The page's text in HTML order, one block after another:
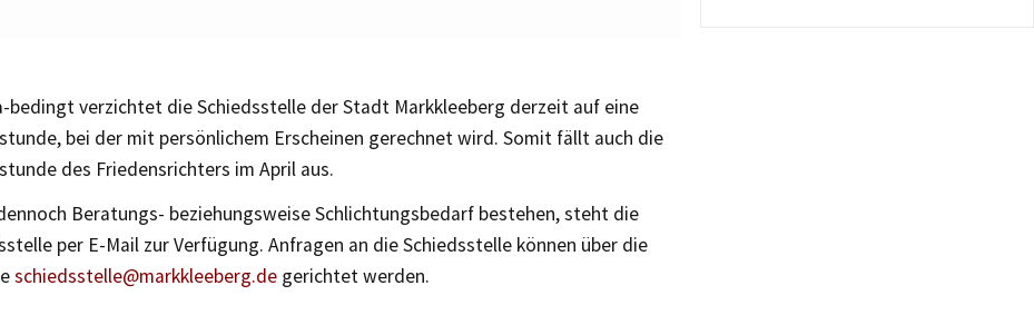
bedingt verzichtet die Schiedsstelle der Stadt Markkleeberg derzeit auf eine
bei der mit persönlichem Erscheinen gerechnet wird. Somit fällt auch die
des Friedensrichters im April aus.
Beratungs- beziehungsweise Schlichtungsbedarf bestehen, steht die
per E-Mail zur Verfügung. Anfragen an die Schiedsstelle können über die
schiedsstelle@markkleeberg.de gerichtet werden.